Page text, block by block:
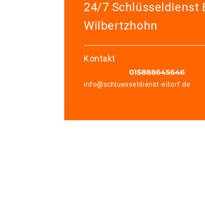
24/7 Schlüsseldienst
Wilbertzhohn
Kontakt
info@schluesseldienst-eitorf.de